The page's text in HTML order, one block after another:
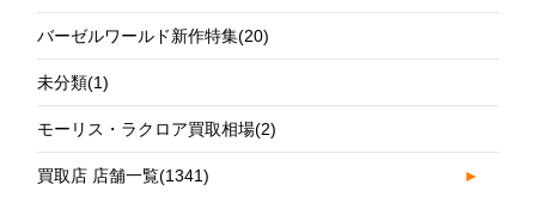
バーゼルワールド新作特集(20)
未分類(1)
モーリス・ラクロア買取相場(2)
買取店 店舗一覧(1341) ►